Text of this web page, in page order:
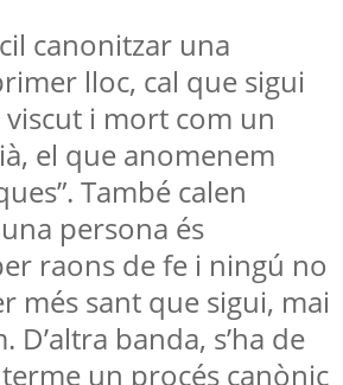
canonitzar una
lloc, cal que sigui
i mort com un
el que anomenem
També calen
persona és
raons de fe i ningú no
més sant que sigui, mai
D’altra banda, s’ha de
un procés canònic